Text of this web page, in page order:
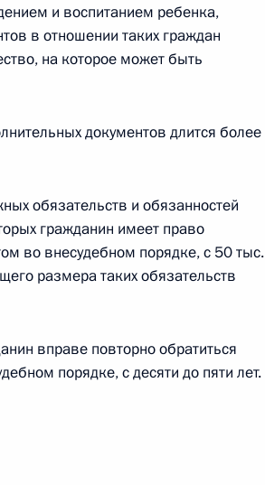
Президиума
применения
таможенных
и воспитанием ребенка,
в отношении таких граждан
на которое может быть
документов длится более
обязательств и обязанностей
гражданин имеет право
во внесудебном порядке, с 50 тыс.
размера таких обязательств
вправе повторно обратиться
порядке, с десяти до пяти лет.